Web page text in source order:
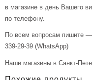
в магазине в день Вашего
по телефону.
По всем вопросам пишите
339-29-39 (WhatsApp)
Наши магазины в Санкт-